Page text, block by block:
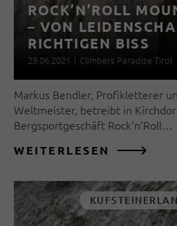
ROCK’N’ROLL
– VON
RICHTIGEN BISS
29.06.2021 | Climbers Paradise Tirol
Markus Bendler, Profikletterer
Weltmeister, betreibt in
Bergsportgeschäft Rock’n’Roll…
WEITERLESEN